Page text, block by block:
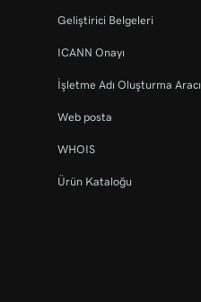
Geliştirici Belgeleri
ICANN Onayı
İşletme Adı Oluşturma Aracı
Web posta
WHOIS
Ürün Kataloğu